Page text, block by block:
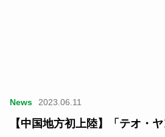
News 2023.06.11
【中国地方初上陸】「テオ・ヤ